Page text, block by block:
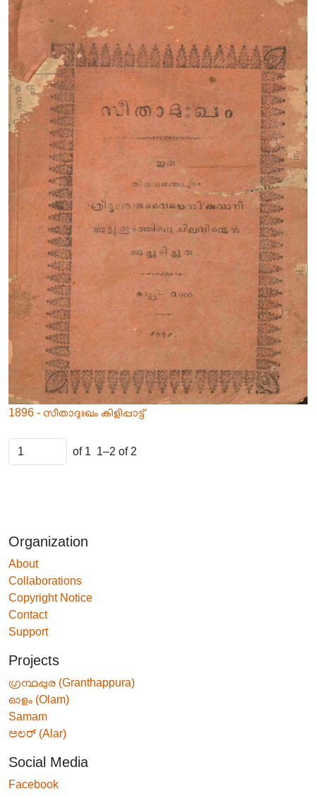
1896 - സീതാദുഃഖം കിളിപ്പാട്ട്
of 1 1–2 of 2
Organization
About
Collaborations
Copyright Notice
Contact
Support
Projects
ഗ്രന്ഥപ്പുര (Granthappura)
ഓളം (Olam)
Samam
ಅಲರ್ (Alar)
Social Media
Facebook